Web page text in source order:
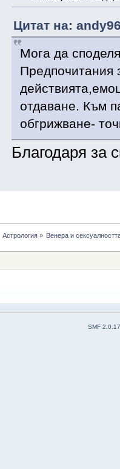
Цитат на:
Мога да
Предпочитания
отдаване. Към
обгрижване-
Благодаря за
Астрология» Венера и
SMF 2.0.17